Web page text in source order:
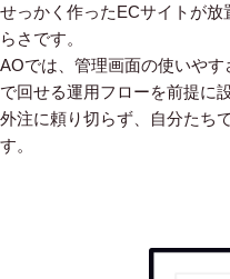
せっかく作ったECサイトが
らさです。
AOでは、管理画面の使いや
で回せる運用フローを前提に
外注に頼り切らず、自分たち
す。